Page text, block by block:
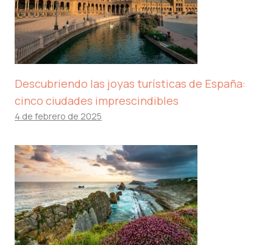
Descubriendo las joyas turísticas de España:
cinco ciudades imprescindibles
4 de febrero de 2025